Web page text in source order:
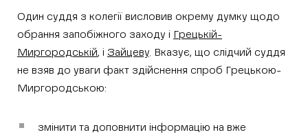
Один суддя з колегії висловив окрему думку щодо
обрання запобіжного заходу і Грецькій-
Миргородській, і Зайцеву. Вказує, що слідчий суддя
не взяв до уваги факт здійснення спроб Грецькою-
Миргородською:
змінити та доповнити інформацію на вже